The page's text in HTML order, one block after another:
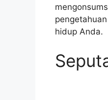
hidup Anda.